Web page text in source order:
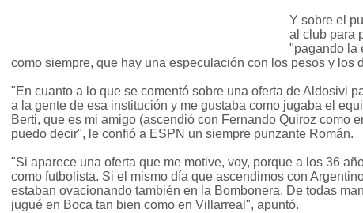
Y sobre el
al club para
"pagando la
como siempre, que hay una especulación con los pesos y los
"En cuanto a lo que se comentó sobre una oferta de Aldosivi
a la gente de esa institución y me gustaba como jugaba el
Berti, que es mi amigo (ascendió con Fernando Quiroz como
puedo decir", le confió a ESPN un siempre punzante Román.
"Si aparece una oferta que me motive, voy, porque a los 36
como futbolista. Si el mismo día que ascendimos con
estaban ovacionando también en la Bombonera. De todas
jugué en Boca tan bien como en Villarreal", apuntó.